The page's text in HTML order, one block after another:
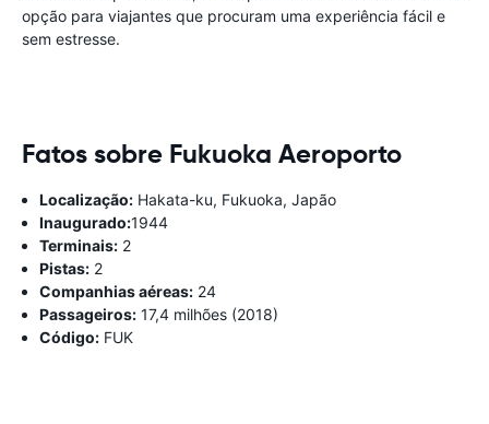
opção para viajantes que procuram uma experiência fácil e
sem estresse.
Fatos sobre Fukuoka Aeroporto
Localização: Hakata-ku, Fukuoka, Japão
Inaugurado:1944
Terminais: 2
Pistas: 2
Companhias aéreas: 24
Passageiros: 17,4 milhões (2018)
Código: FUK